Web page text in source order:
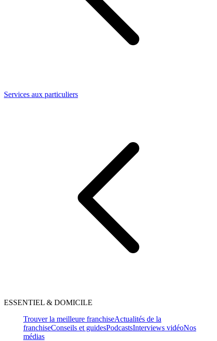
Services aux particuliers
ESSENTIEL & DOMICILE
Trouver la meilleure franchiseActualités de la
franchiseConseils et guidesPodcastsInterviews vidéoNos
médias